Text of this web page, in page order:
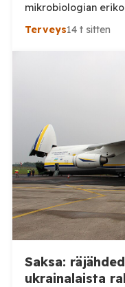
mikrobiologian
Tuuminen pitää
myönteisenä
kertoi heinäkuussa
että neuvoloissa ja
havaittu merkkejä
Hyvinvointialueen
tarpeellisuudesta
Terveys14 t sitten
Saksa:
ukrainalaista